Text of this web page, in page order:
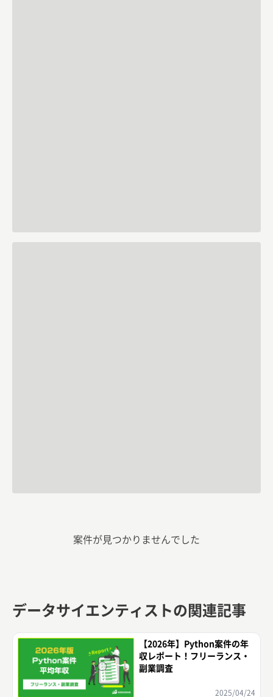
案件が見つかりませんでした
データサイエンティストの関連記事
【2026年】Python案件の年
収レポート！フリーランス・
副業調査
2025/04/24